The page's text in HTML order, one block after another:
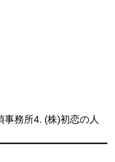
務所4. (株)初恋の人